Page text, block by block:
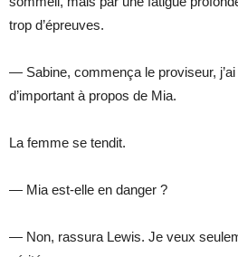
trop d’épreuves.
— Sabine, commença le proviseur,
d’important à propos de Mia.
La femme se tendit.
— Mia est-elle en danger ?
— Non, rassura Lewis. Je veux